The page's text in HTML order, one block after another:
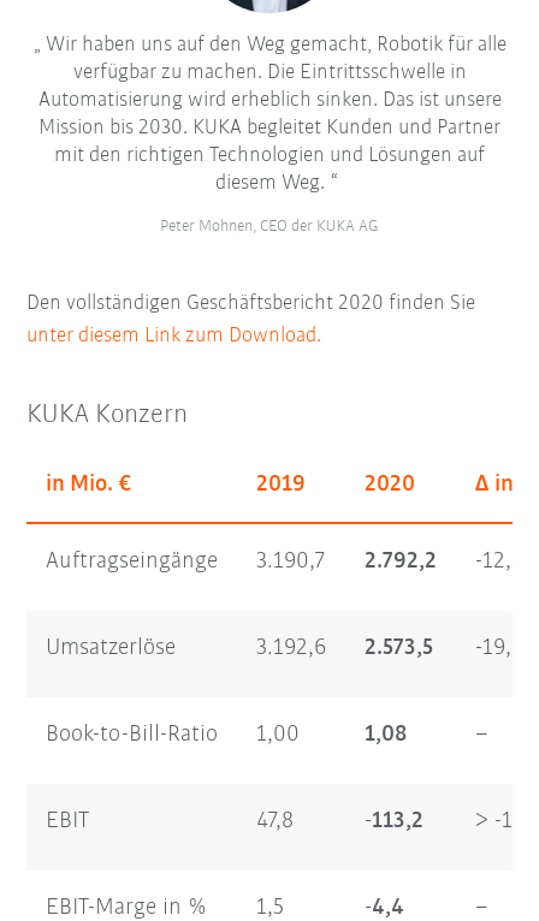
Wir haben uns auf den Weg gemacht, Robotik für alle
verfügbar zu machen. Die Eintrittsschwelle in
Automatisierung wird erheblich sinken. Das ist unsere
Mission bis 2030. KUKA begleitet Kunden und Partner
mit den richtigen Technologien und Lösungen auf
diesem Weg.
Peter Mohnen, CEO der KUKA AG
Den vollständigen Geschäftsbericht 2020 finden Sie
unter diesem Link zum Download.
KUKA Konzern
in Mio. € 2019 2020 Δ in %
Auftragseingänge 3.190,7 2.792,2 -12,5
Umsatzerlöse 3.192,6 2.573,5 -19,4
Book-to-Bill-Ratio 1,00 1,08 –
EBIT 47,8 -113,2 > -100
EBIT-Marge in % 1,5 -4,4 –